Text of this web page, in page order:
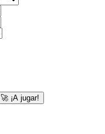
🚀 ¡A jugar!